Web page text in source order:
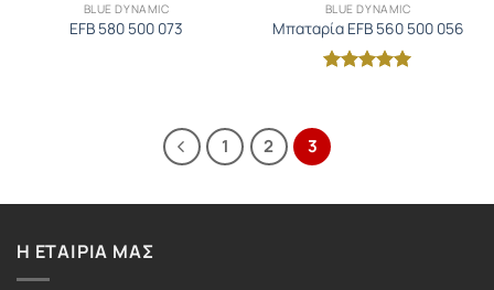
BLUE DYNAMIC
EFB 580 500 073
BLUE DYNAMIC
Μπαταρία EFB 560 500 056
1 2 3
Η ΕΤΑΙΡΙΑ ΜΑΣ